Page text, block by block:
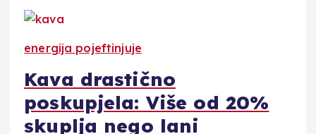
energija pojeftinjuje
Kava drastično
poskupjela: Više od 20%
skuplja nego lani